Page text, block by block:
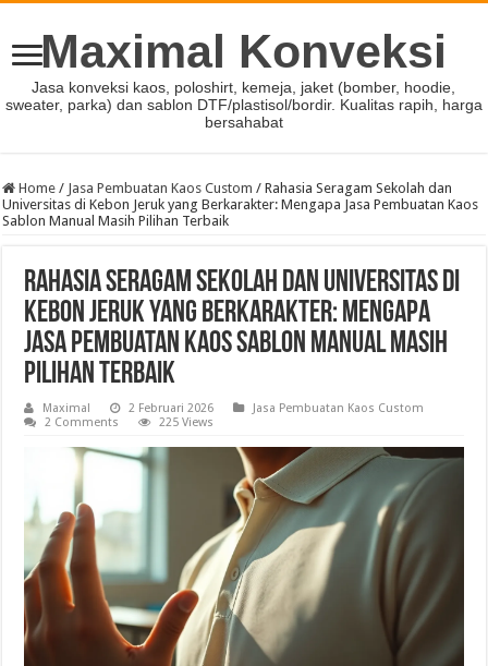
Maximal Konveksi
Jasa konveksi kaos, poloshirt, kemeja, jaket (bomber, hoodie,
sweater, parka) dan sablon DTF/plastisol/bordir. Kualitas rapih, harga
bersahabat
Home / Jasa Pembuatan Kaos Custom / Rahasia Seragam Sekolah dan
Universitas di Kebon Jeruk yang Berkarakter: Mengapa Jasa Pembuatan Kaos
Sablon Manual Masih Pilihan Terbaik
Rahasia Seragam Sekolah dan Universitas di
Kebon Jeruk yang Berkarakter: Mengapa
Jasa Pembuatan Kaos Sablon Manual Masih
Pilihan Terbaik
Maximal 2 Februari 2026
Jasa Pembuatan Kaos Custom
2 Comments
225 Views